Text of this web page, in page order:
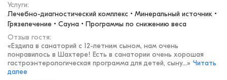
Услуги:
Лечебно-диагностический комплекс • Минеральный источник •
Грязелечение • Сауна • Программы по снижению веса
Отзыв гостя:
«Ездила в санаторий с 12-летним сыном, нам очень
понравилось в Шахтере! Есть в санатории очень хорошая
гастроэнтерологическая программа для детей, сыну...» Читать
далее